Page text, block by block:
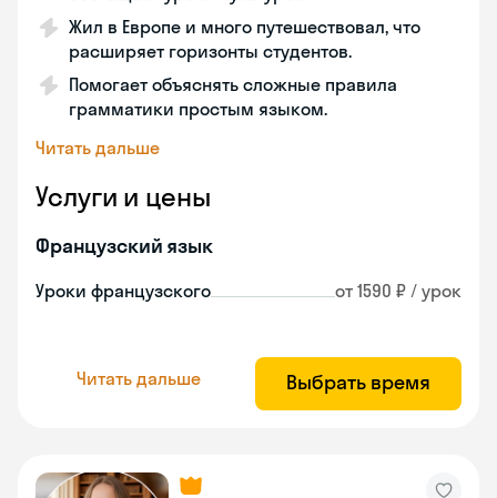
Жил в Европе и много путешествовал, что
расширяет горизонты студентов.
Помогает объяснять сложные правила
грамматики простым языком.
Читать дальше
Услуги и цены
Французский язык
Уроки французского от 1590 ₽ / урок
Читать дальше Выбрать время